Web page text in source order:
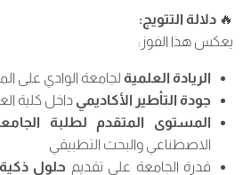
🔥 دلالة التتويج:
يعكس هذا الفوز:
الريادة العلميةلجامعة الوادي على
جودة التأطير الأكاديميداخل كلية
المستوى المتقدم لطلبة
الاصطناعي والبحث التطبيقي
قدرة الجامعة على تقديم حلول ذكية